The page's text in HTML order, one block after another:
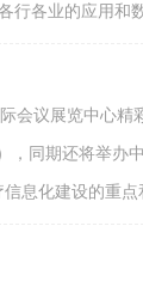
行各业的应用和
会议展览中心精
同期还将举办
息化建设的重点